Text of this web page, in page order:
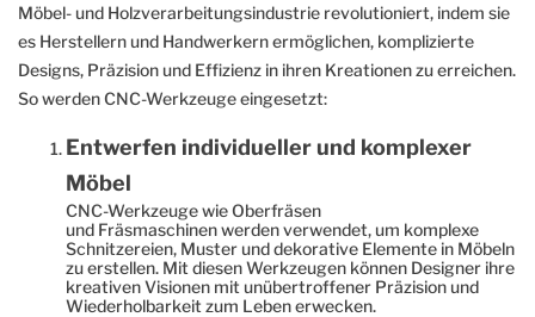
Möbel- und Holzverarbeitungsindustrie revolutioniert, indem sie
es Herstellern und Handwerkern ermöglichen, komplizierte
Designs, Präzision und Effizienz in ihren Kreationen zu erreichen.
So werden CNC-Werkzeuge eingesetzt:
Entwerfen individueller und komplexer
Möbel
CNC-Werkzeuge wie Oberfräsen
und Fräsmaschinen werden verwendet, um komplexe
Schnitzereien, Muster und dekorative Elemente in Möbeln
zu erstellen. Mit diesen Werkzeugen können Designer ihre
kreativen Visionen mit unübertroffener Präzision und
Wiederholbarkeit zum Leben erwecken.